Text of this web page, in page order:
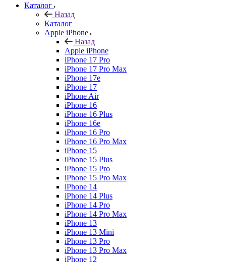
Каталог
Назад
Каталог
Apple iPhone
Назад
Apple iPhone
iPhone 17 Pro
iPhone 17 Pro Max
iPhone 17e
iPhone 17
iPhone Air
iPhone 16
iPhone 16 Plus
iPhone 16e
iPhone 16 Pro
iPhone 16 Pro Max
iPhone 15
iPhone 15 Plus
iPhone 15 Pro
iPhone 15 Pro Max
iPhone 14
iPhone 14 Plus
iPhone 14 Pro
iPhone 14 Pro Max
iPhone 13
iPhone 13 Mini
iPhone 13 Pro
iPhone 13 Pro Max
iPhone 12